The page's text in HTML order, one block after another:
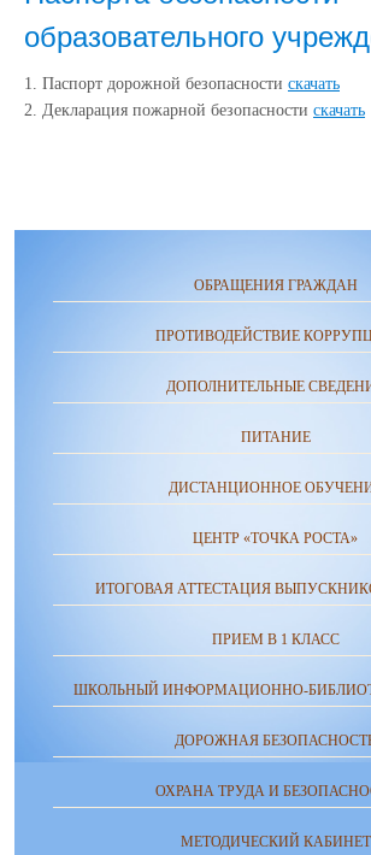
образовательного
1. Паспорт дорожной безопасности скачать
2. Декларация пожарной безопасности скачать
ОБРАЩЕНИЯ ГРАЖДАН
ПРОТИВОДЕЙСТВИЕ
ДОПОЛНИТЕЛЬНЫЕ
ПИТАНИЕ
ДИСТАНЦИОННОЕ
ЦЕНТР «ТОЧКА РОСТА»
ИТОГОВАЯ АТТЕСТАЦИЯ
ПРИЕМ В 1 КЛАСС
ШКОЛЬНЫЙ ИНФОРМАЦИОННО-
ДОРОЖНАЯ
ОХРАНА ТРУДА И
МЕТОДИЧЕСКИЙ КАБИНЕТ